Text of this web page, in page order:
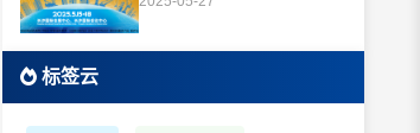
标签云